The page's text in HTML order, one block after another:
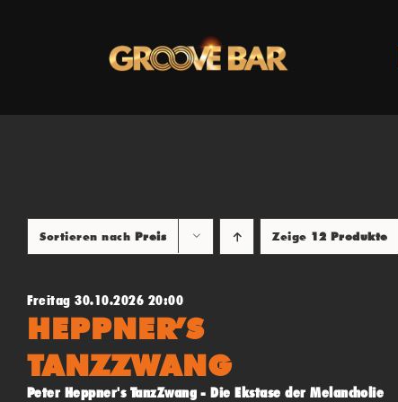
Sortieren nach Preis Zeige 12 Produkte
Freitag 30.10.2026 20:00
HEPPNER’S
TANZZWANG
Peter Heppner's TanzZwang - Die Ekstase der Melancholie